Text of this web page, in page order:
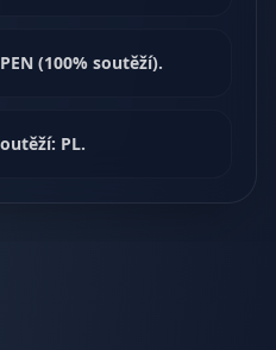
(100% soutěží).
PL.